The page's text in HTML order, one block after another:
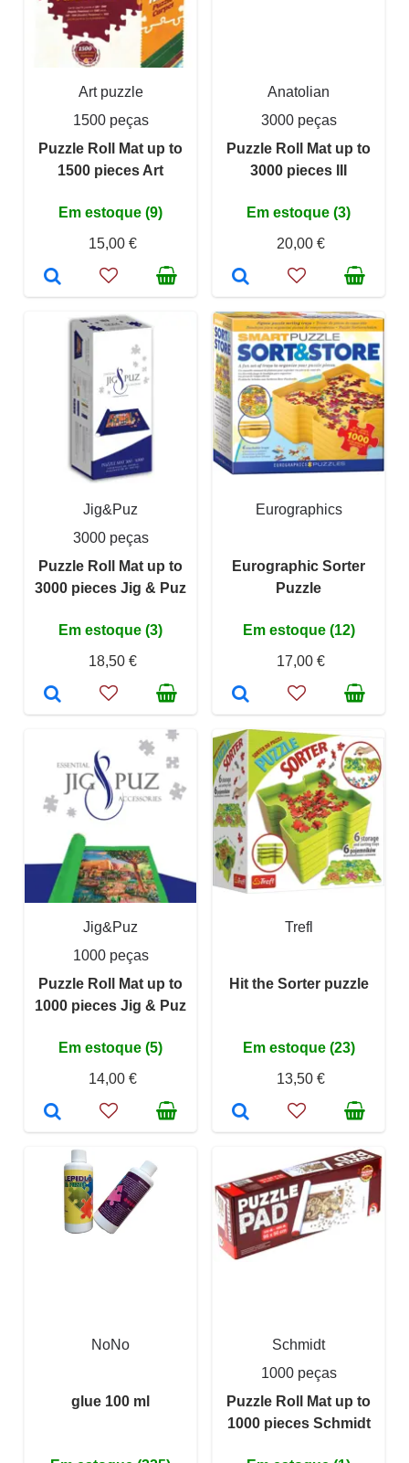
Art puzzle
1500 peças
Puzzle Roll Mat up to
1500 pieces Art
Em estoque (9)
15,00 €
Anatolian
3000 peças
Puzzle Roll Mat up to
3000 pieces III
Em estoque (3)
20,00 €
Jig&Puz
3000 peças
Puzzle Roll Mat up to
3000 pieces Jig & Puz
Em estoque (3)
18,50 €
Eurographics
Eurographic Sorter
Puzzle
Em estoque (12)
17,00 €
Jig&Puz
1000 peças
Puzzle Roll Mat up to
1000 pieces Jig & Puz
Em estoque (5)
14,00 €
Trefl
Hit the Sorter puzzle
Em estoque (23)
13,50 €
NoNo
glue 100 ml
Schmidt
1000 peças
Puzzle Roll Mat up to
1000 pieces Schmidt